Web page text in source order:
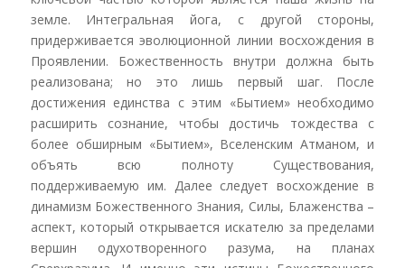
земле. Интегральная йога, с другой стороны,
придерживается эволюционной линии восхождения в
Проявлении. Божественность внутри должна быть
реализована; но это лишь первый шаг. После
достижения единства с этим «Бытием» необходимо
расширить сознание, чтобы достичь тождества с
более обширным «Бытием», Вселенским Атманом, и
объять всю полноту Существования,
поддерживаемую им. Далее следует восхождение в
динамизм Божественного Знания, Силы, Блаженства –
аспект, который открывается искателю за пределами
вершин одухотворенного разума, на планах